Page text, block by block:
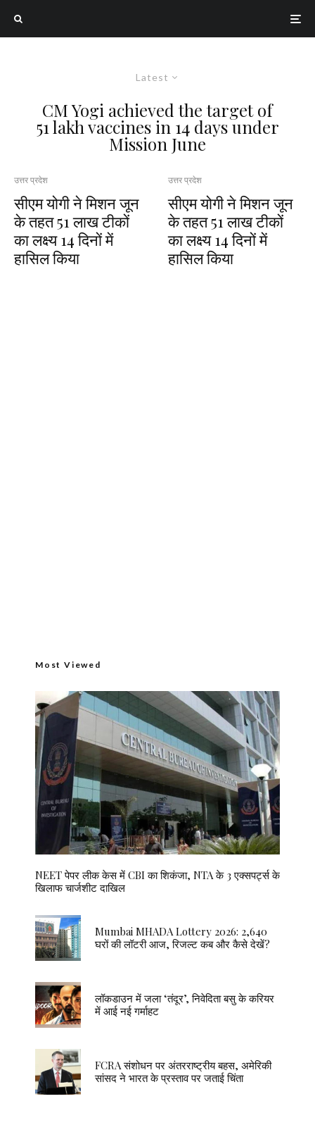
Latest
CM Yogi achieved the target of
51 lakh vaccines in 14 days under
Mission June
उत्तर प्रदेश
सीएम योगी ने मिशन जून
के तहत 51 लाख टीकों
का लक्ष्य 14 दिनों में
हासिल किया
उत्तर प्रदेश
सीएम योगी ने मिशन जून
के तहत 51 लाख टीकों
का लक्ष्य 14 दिनों में
हासिल किया
Most Viewed
NEET पेपर लीक केस में CBI का शिकंजा, NTA के 3 एक्सपर्ट्स के
खिलाफ चार्जशीट दाखिल
Mumbai MHADA Lottery 2026: 2,640
घरों की लॉटरी आज, रिजल्ट कब और कैसे देखें?
लॉकडाउन में जला ‘तंदूर’, निवेदिता बसु के करियर
में आई नई गर्माहट
FCRA संशोधन पर अंतरराष्ट्रीय बहस, अमेरिकी
सांसद ने भारत के प्रस्ताव पर जताई चिंता